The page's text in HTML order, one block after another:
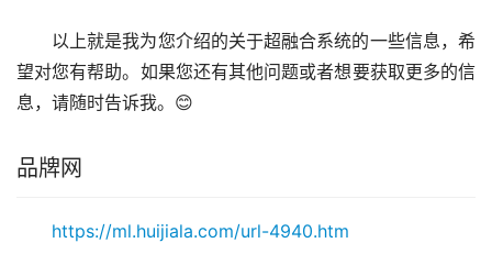
以上就是我为您介绍的关于超融合系统的一些信息，希
望对您有帮助。如果您还有其他问题或者想要获取更多的信
息，请随时告诉我。😊
品牌网
https://ml.huijiala.com/url-4940.htm